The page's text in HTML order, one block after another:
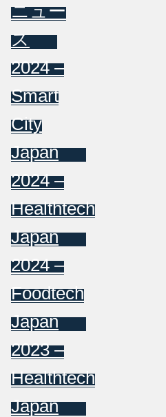
ニュー
ス
2024 –
Smart
City
Japan
2024 –
Healthtech
Japan
2024 –
Foodtech
Japan
2023 –
Healthtech
Japan